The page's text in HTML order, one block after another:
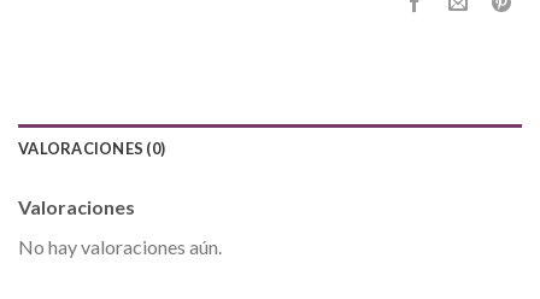
VALORACIONES (0)
Valoraciones
No hay valoraciones aún.